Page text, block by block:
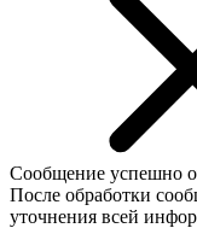
Сообщение успешно
После обработки
уточнения всей